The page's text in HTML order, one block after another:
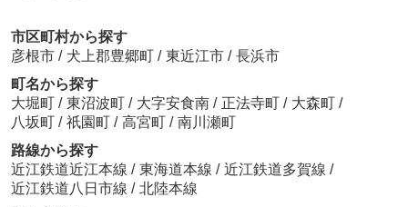
市区町村から探す
彦根市 / 犬上郡豊郷町 / 東近江市 / 長浜市
町名から探す
大堀町 / 東沼波町 / 大字安食南 / 正法寺町 / 大森町 /
八坂町 / 祇園町 / 高宮町 / 南川瀬町
路線から探す
近江鉄道近江本線 / 東海道本線 / 近江鉄道多賀線 /
近江鉄道八日市線 / 北陸本線